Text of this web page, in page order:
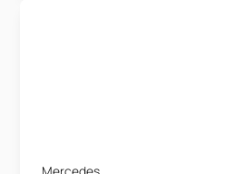
Mercedes